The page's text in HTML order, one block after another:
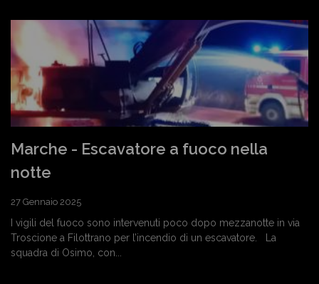
Marche - Escavatore a fuoco nella
notte
27 Gennaio 2025
I vigili del fuoco sono intervenuti poco dopo mezzanotte in via
Troscione a Filottrano per l’incendio di un escavatore. La
squadra di Osimo, con...